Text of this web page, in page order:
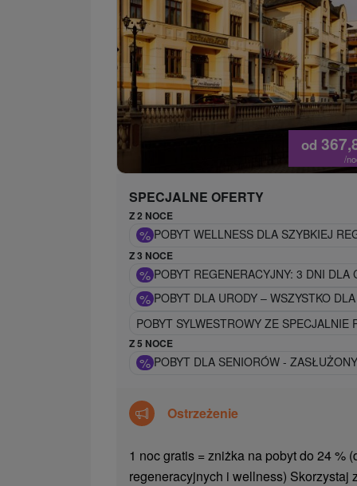
od
/
SPECJALNE OFERTY
Z 2 NOCE
% POBYT WELLNESS DLA SZYBKIEJ
Z 3 NOCE
% POBYT REGENERACYJNY: 3 DNI DLA
% POBYT DLA URODY – WSZYSTKO
POBYT SYLWESTROWY ZE
Z 5 NOCE
% POBYT DLA SENIORÓW -
Ostrzeżenie
1 noc gratis = zniżka na pobyt do 24 %
regeneracyjnych i wellness)